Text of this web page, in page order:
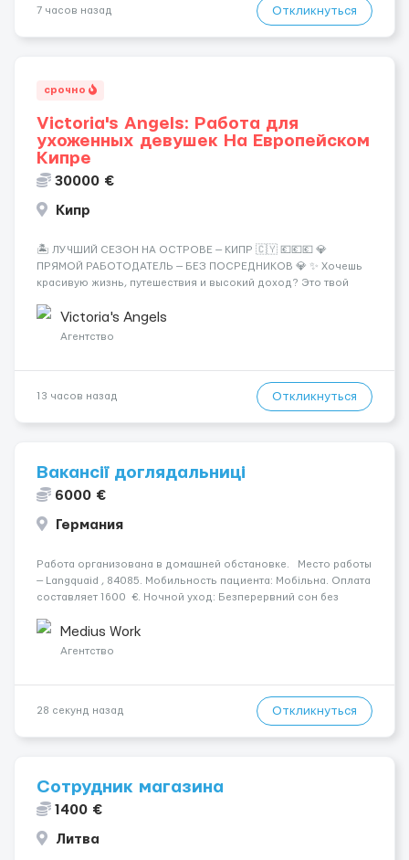
7 часов назад Откликнуться
срочно
Victoria's Angels: Работа для
ухоженных девушек На Европейском
Кипре
30000 €
Кипр
🏝️ ЛУЧШИЙ СЕЗОН НА ОСТРОВЕ — КИПР 🇨🇾 💶💶💶 💎
ПРЯМОЙ РАБОТОДАТЕЛЬ — БЕЗ ПОСРЕДНИКОВ 💎 ✨ Хочешь
красивую жизнь, путешествия и высокий доход? Это твой
Опытная команда с годами практики — Стабильный поток
клиентов (без ...
Victoria's Angels
Агентство
13 часов назад Откликнуться
Вакансії доглядальниці
6000 €
Германия
Работа организована в домашней обстановке. Место работы
— Langquaid , 84085. Мобильность пациента: Мобільна. Оплата
составляет 1600 €. Ночной уход: Безперервний сон без
требования: Пол кандидата: жіноч...
Medius Work
Агентство
28 секунд назад Откликнуться
Сотрудник магазина
1400 €
Литва